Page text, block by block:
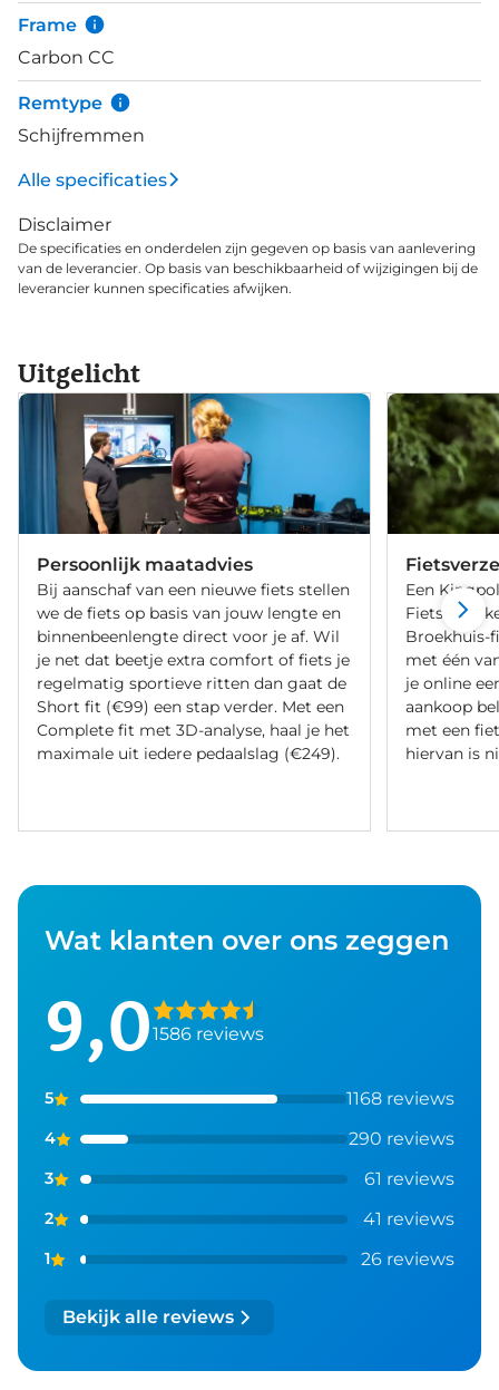
Frame
Carbon CC
Remtype
Schijfremmen
Alle specificaties
Disclaimer
De specificaties en onderdelen zijn gegeven op basis van aanlevering
van de leverancier. Op basis van beschikbaarheid of wijzigingen bij de
leverancier kunnen specificaties afwijken.
Uitgelicht
Persoonlijk maatadvies
Bij aanschaf van een nieuwe fiets stellen
we de fiets op basis van jouw lengte en
binnenbeenlengte direct voor je af. Wil
je net dat beetje extra comfort of fiets je
regelmatig sportieve ritten dan gaat de
Short fit (€99) een stap verder. Met een
Complete fit met 3D-analyse, haal je het
maximale uit iedere pedaalslag (€249).
Een
Broekhuis-
met één
je online
aankoop
met een
hiervan is
Wat klanten over ons zeggen
9,01586 reviews
5 1168 reviews
4 290 reviews
3 61 reviews
2 41 reviews
1 26 reviews
Bekijk alle reviews